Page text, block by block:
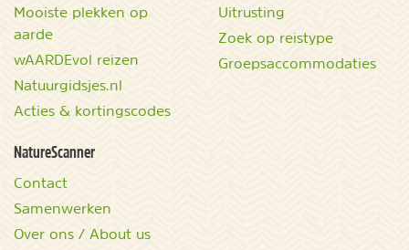
Mooiste plekken op
aarde
wAARDEvol reizen
Natuurgidsjes.nl
Acties & kortingscodes
Uitrusting
Zoek op reistype
Groepsaccommodaties
NatureScanner
Contact
Samenwerken
Over ons / About us